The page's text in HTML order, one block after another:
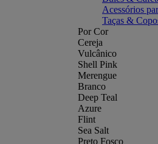
Acessórios
Taças &
Por Cor
Cereja
Vulcânico
Shell Pink
Merengue
Branco
Deep Teal
Azure
Flint
Sea Salt
Preto Fosco